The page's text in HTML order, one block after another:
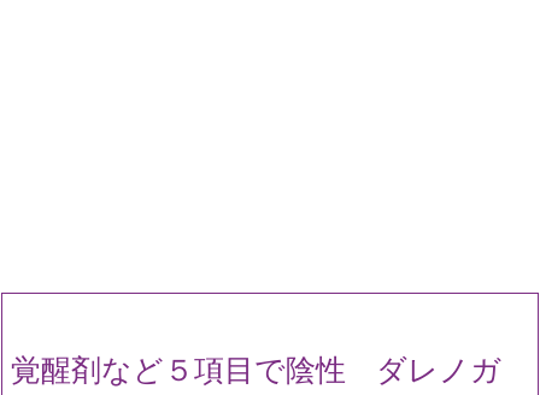
覚醒剤など５項目で陰性 ダレノガ